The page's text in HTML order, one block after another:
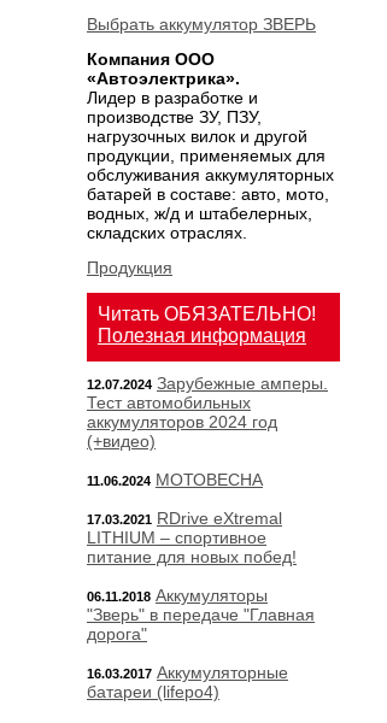
Выбрать аккумулятор ЗВЕРЬ
Компания ООО
«Автоэлектрика».
Лидер в разработке и
производстве ЗУ, ПЗУ,
нагрузочных вилок и другой
продукции, применяемых для
обслуживания аккумуляторных
батарей в составе: авто, мото,
водных, ж/д и штабелерных,
складских отраслях.
Продукция
Читать ОБЯЗАТЕЛЬНО!
Полезная информация
12.07.2024 Зарубежные амперы.
Тест автомобильных
аккумуляторов 2024 год
(+видео)
11.06.2024 МОТОВЕСНА
17.03.2021 RDrive eXtremal
LITHIUM – спортивное
питание для новых побед!
06.11.2018 Аккумуляторы
"Зверь" в передаче "Главная
дорога"
16.03.2017 Аккумуляторные
батареи (lifepo4)